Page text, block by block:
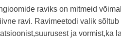
raviks on mitmeid
ravi. Ravimeetodi valik
ja vormist,ka